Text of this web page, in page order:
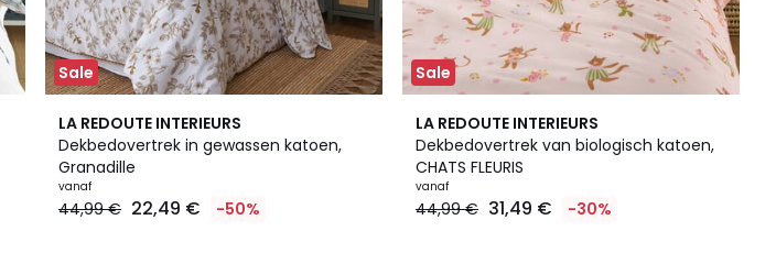
Sale
LA REDOUTE INTERIEURS
Dekbedovertrek in gewassen katoen,
Granadille
vanaf
44,99 € 22,49 € -50%
5
/
5
Sale
LA REDOUTE INTERIEURS
Dekbedovertrek van biologisch katoen,
CHATS FLEURIS
vanaf
44,99 € 31,49 € -30%
5
/
5